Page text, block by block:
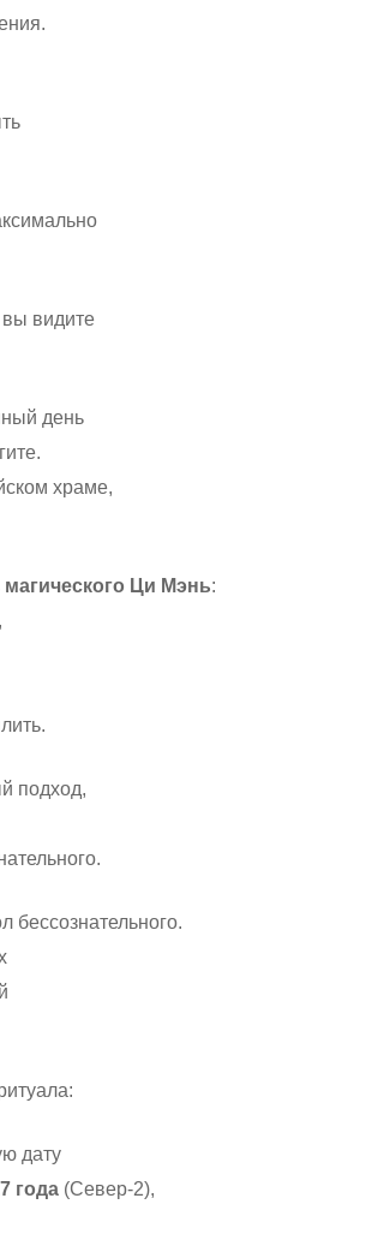
вы видите
день
храме,
магического Ци Мэнь:
подход,
бессознательного.
дату
7 года (Север-2),